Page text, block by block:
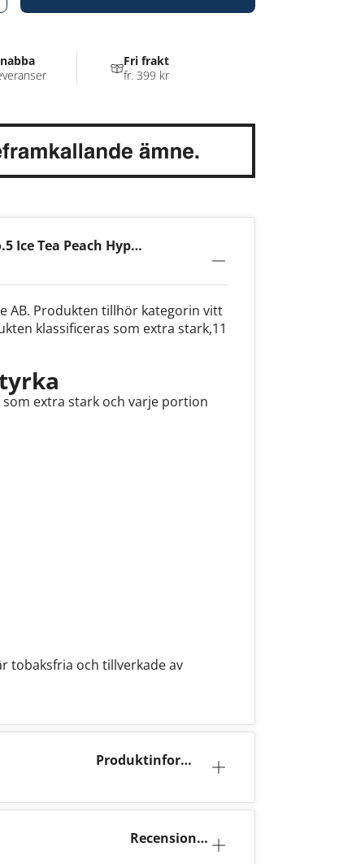
Ice Tea Peach Hypèr
AB. Produkten tillhör kategorin vitt
klassificeras som extra stark,11
extra stark och varje portion
tobaksfria och tillverkade av
Produktinforma
Recensione
Fri frakt
fr. 399 kr